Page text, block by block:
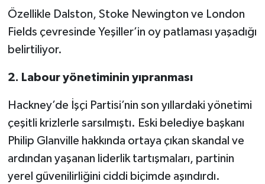
Özellikle Dalston, Stoke Newington ve London
Fields çevresinde Yeşiller’in oy patlaması yaşadığı
belirtiliyor.
2. Labour yönetiminin yıpranması
Hackney’de İşçi Partisi’nin son yıllardaki yönetimi
çeşitli krizlerle sarsılmıştı. Eski belediye başkanı
Philip Glanville hakkında ortaya çıkan skandal ve
ardından yaşanan liderlik tartışmaları, partinin
yerel güvenilirliğini ciddi biçimde aşındırdı.